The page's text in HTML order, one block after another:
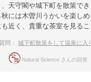
、天守閣や城下町を散策で
には木曽川うかいを楽し
近く、貴重な茶室を見るこ
問： 城下町散策をして温泉に入
Natural Science さんの回答